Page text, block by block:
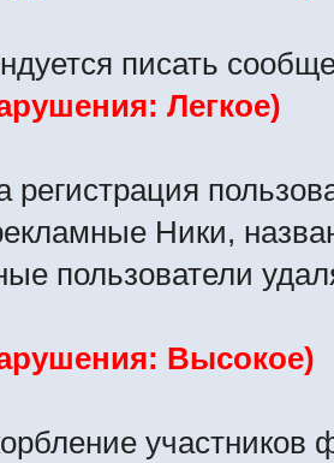
писать
Легкое)
регистрация
Ники,
пользователи
Высокое)
участников